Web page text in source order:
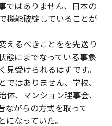
ではありません、日本の
機能破綻していることが
えるべきことをを先送り
態にまでなっている事象
受けられるはずです。
はありません、学校、
体、マンション理事会、
ながらの方式を取って
になっていた。